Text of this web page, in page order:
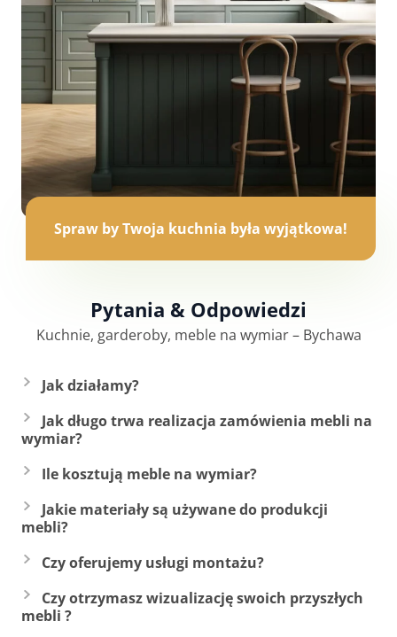
Spraw by Twoja kuchnia była wyjątkowa!
Pytania & Odpowiedzi
Kuchnie, garderoby, meble na wymiar – Bychawa
Jak działamy?
Jak długo trwa realizacja zamówienia mebli na
wymiar?
Ile kosztują meble na wymiar?
Jakie materiały są używane do produkcji
mebli?
Czy oferujemy usługi montażu?
Czy otrzymasz wizualizację swoich przyszłych
mebli ?